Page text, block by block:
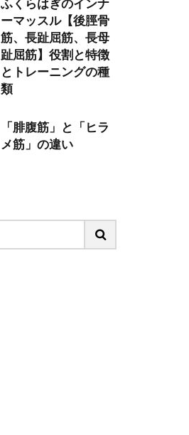
ふくらはぎのインナ
ーマッスル【後脛骨
筋、長趾屈筋、長母
趾屈筋】役割と特徴
とトレーニングの種
類
「腓腹筋」と「ヒラ
メ筋」の違い